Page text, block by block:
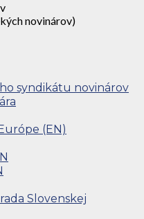
novinárov)
syndikátu novinárov
(EN)
Slovenskej